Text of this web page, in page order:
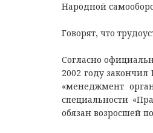
Народной
Говорят, что
Согласно
2002 году
«менеджмент
специальности
обязан возросшей